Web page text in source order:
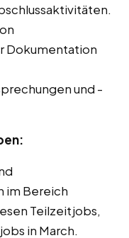
Dokumentation
und -
im Bereich
Teilzeitjobs,
in March.